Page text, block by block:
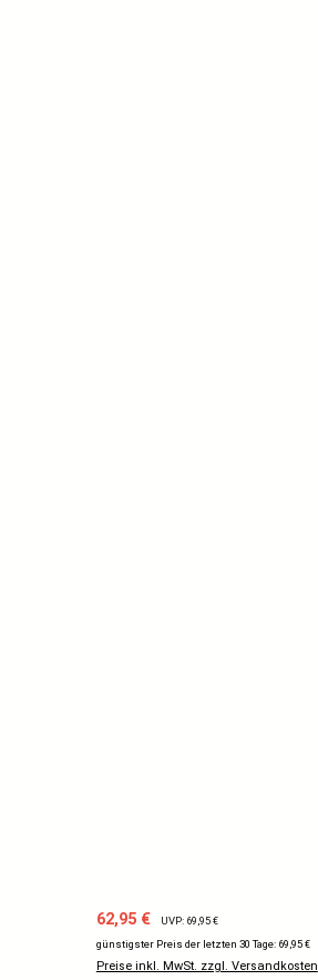
Verkaufspreis:
62,95 € Regulärer Preis:
UVP: 69,95 €
günstigster Preis der letzten 30 Tage: 69,95 €
Preise inkl. MwSt. zzgl. Versandkosten